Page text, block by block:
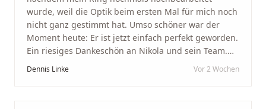
wurde, weil die Optik beim ersten Mal für mich noch
nicht ganz gestimmt hat. Umso schöner war der
Moment heute: Er ist jetzt einfach perfekt geworden.
Ein riesiges Dankeschön an Nikola und sein Team.
Vom ersten Termin an wurden wir jedes Mal
Dennis Linke Vor 2 Wochen